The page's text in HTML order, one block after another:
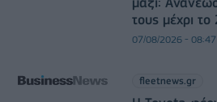
τους μέχρι
07/08/2026 - 08:47
fleetnews.gr